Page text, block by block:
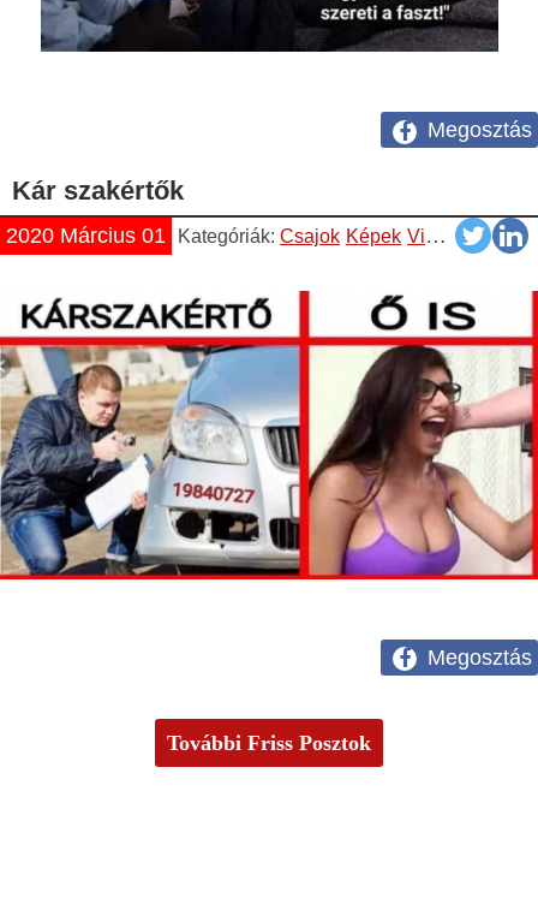
Megosztás
Kár szakértők
2020 Március 01 Kategóriák: Csajok Képek Vicces
Megosztás
További Friss Posztok